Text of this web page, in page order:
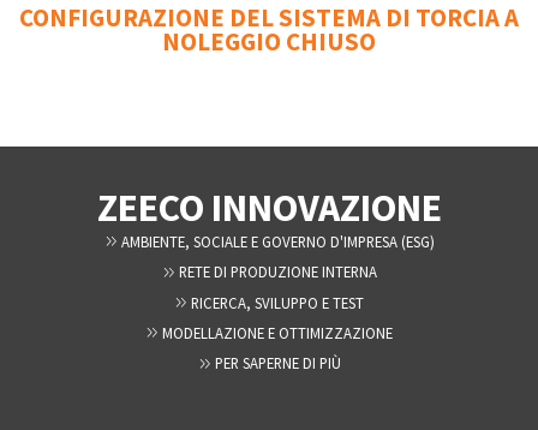
CONFIGURAZIONE DEL SISTEMA DI TORCIA A
NOLEGGIO CHIUSO
ZEECO INNOVAZIONE
AMBIENTE, SOCIALE E GOVERNO D'IMPRESA (ESG)
RETE DI PRODUZIONE INTERNA
RICERCA, SVILUPPO E TEST
MODELLAZIONE E OTTIMIZZAZIONE
PER SAPERNE DI PIÙ